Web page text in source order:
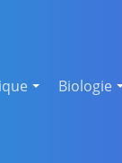
Biologie